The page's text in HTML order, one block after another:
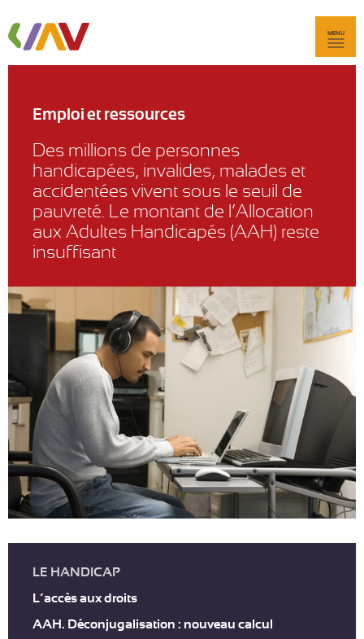
MENU
Emploi et ressources
Des millions de personnes
handicapées, invalides, malades et
accidentées vivent sous le seuil de
pauvreté. Le montant de l’Allocation
aux Adultes Handicapés (AAH) reste
insuffisant
LE HANDICAP
L’accès aux droits
AAH. Déconjugalisation : nouveau calcul